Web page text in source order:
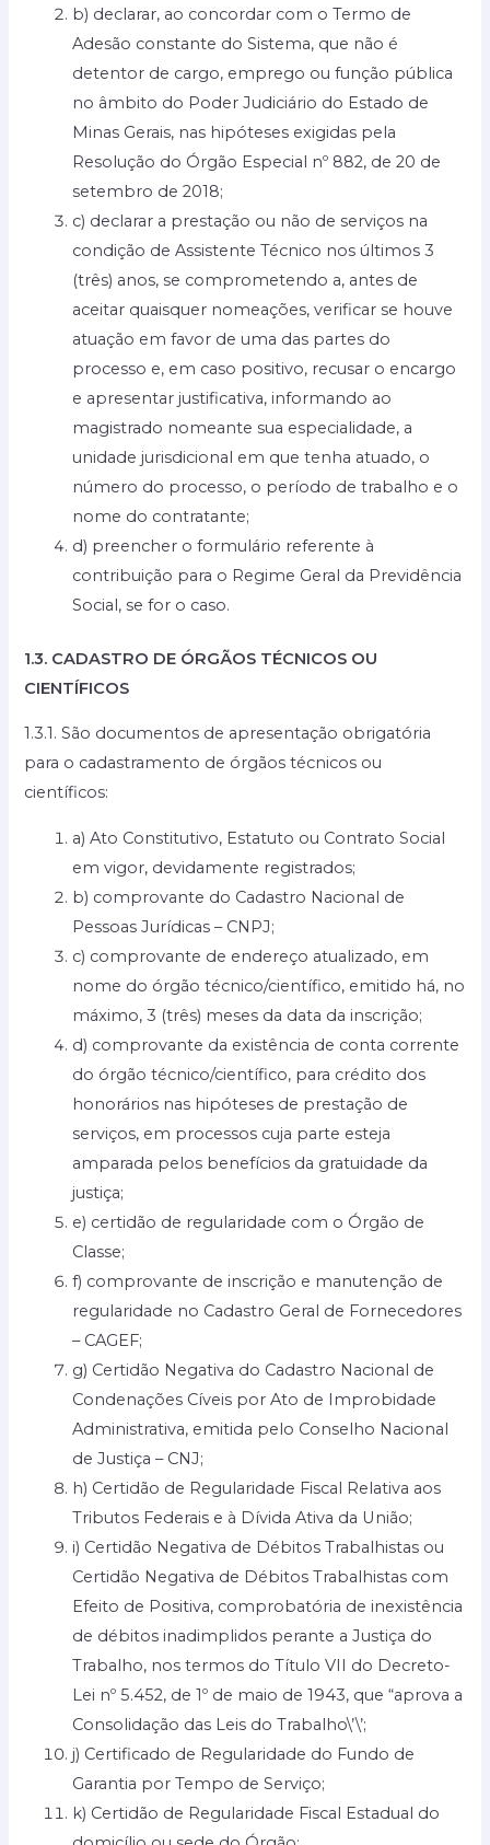
b) declarar, ao concordar com o Termo de
Adesão constante do Sistema, que não é
detentor de cargo, emprego ou função pública
no âmbito do Poder Judiciário do Estado de
Minas Gerais, nas hipóteses exigidas pela
Resolução do Órgão Especial nº 882, de 20 de
setembro de 2018;
c) declarar a prestação ou não de serviços na
condição de Assistente Técnico nos últimos 3
(três) anos, se comprometendo a, antes de
aceitar quaisquer nomeações, verificar se houve
atuação em favor de uma das partes do
processo e, em caso positivo, recusar o encargo
e apresentar justificativa, informando ao
magistrado nomeante sua especialidade, a
unidade jurisdicional em que tenha atuado, o
número do processo, o período de trabalho e o
nome do contratante;
d) preencher o formulário referente à
contribuição para o Regime Geral da Previdência
Social, se for o caso.
1.3. CADASTRO DE ÓRGÃOS TÉCNICOS OU
CIENTÍFICOS
1.3.1. São documentos de apresentação obrigatória
para o cadastramento de órgãos técnicos ou
científicos:
a) Ato Constitutivo, Estatuto ou Contrato Social
em vigor, devidamente registrados;
b) comprovante do Cadastro Nacional de
Pessoas Jurídicas – CNPJ;
c) comprovante de endereço atualizado, em
nome do órgão técnico/científico, emitido há, no
máximo, 3 (três) meses da data da inscrição;
d) comprovante da existência de conta corrente
do órgão técnico/científico, para crédito dos
honorários nas hipóteses de prestação de
serviços, em processos cuja parte esteja
amparada pelos benefícios da gratuidade da
justiça;
e) certidão de regularidade com o Órgão de
Classe;
f) comprovante de inscrição e manutenção de
regularidade no Cadastro Geral de Fornecedores
– CAGEF;
g) Certidão Negativa do Cadastro Nacional de
Condenações Cíveis por Ato de Improbidade
Administrativa, emitida pelo Conselho Nacional
de Justiça – CNJ;
h) Certidão de Regularidade Fiscal Relativa aos
Tributos Federais e à Dívida Ativa da União;
i) Certidão Negativa de Débitos Trabalhistas ou
Certidão Negativa de Débitos Trabalhistas com
Efeito de Positiva, comprobatória de inexistência
de débitos inadimplidos perante a Justiça do
Trabalho, nos termos do Título VII do Decreto-
Lei nº 5.452, de 1º de maio de 1943, que “aprova a
Consolidação das Leis do Trabalho\’\’;
j) Certificado de Regularidade do Fundo de
Garantia por Tempo de Serviço;
k) Certidão de Regularidade Fiscal Estadual do